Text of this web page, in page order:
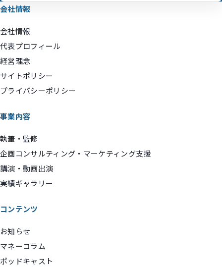
会社情報
会社情報
代表プロフィール
経営理念
サイトポリシー
プライバシーポリシー
事業内容
執筆・監修
企画コンサルティング・マーケティング支援
講演・動画出演
実績ギャラリー
コンテンツ
お知らせ
マネーコラム
ポッドキャスト